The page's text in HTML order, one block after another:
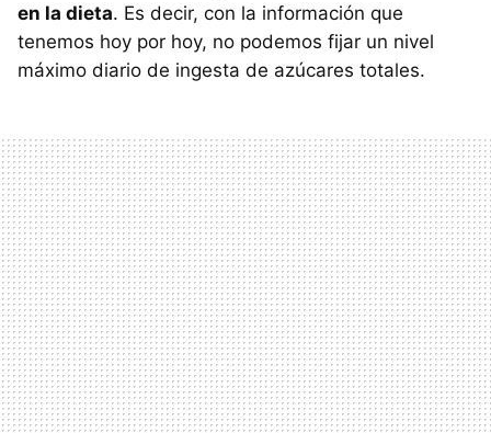
en la dieta. Es decir, con la información que
tenemos hoy por hoy, no podemos fijar un nivel
máximo diario de ingesta de azúcares totales.